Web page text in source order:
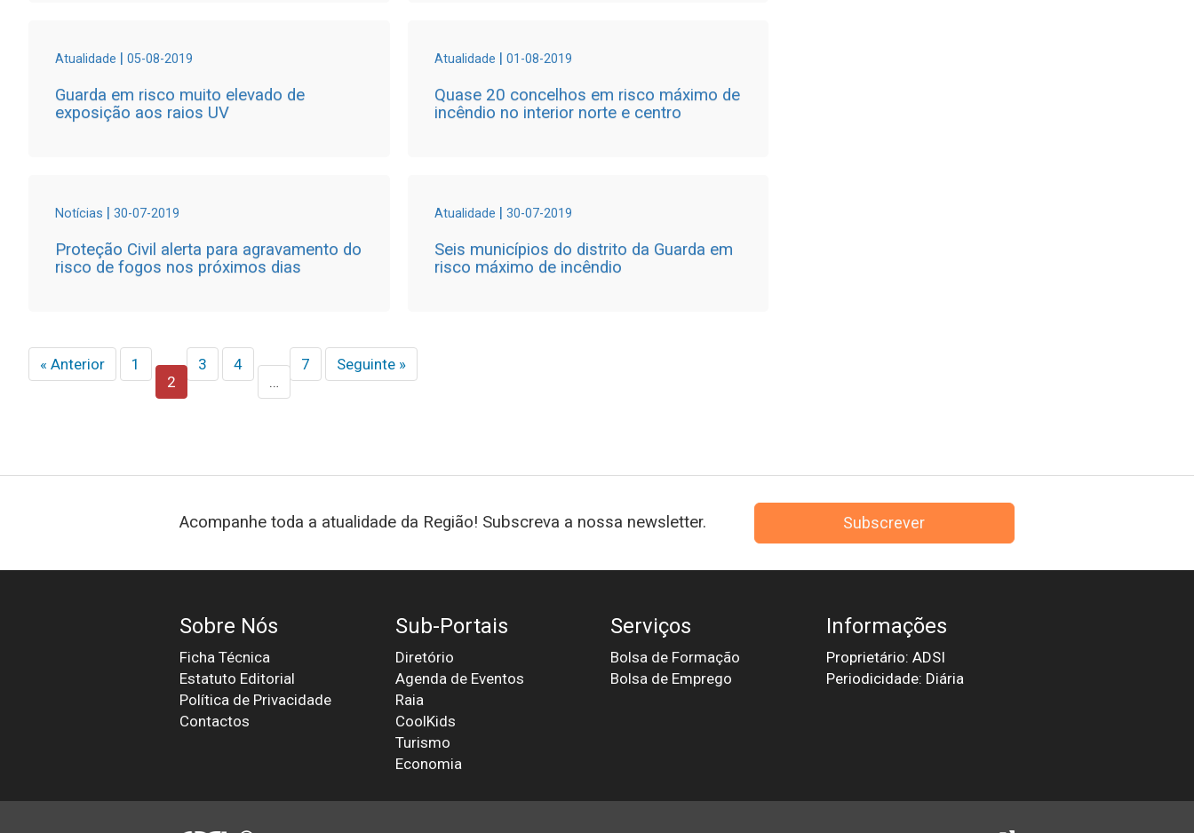
Atualidade | 05-08-2019
Guarda em risco muito elevado de
exposição aos raios UV
Atualidade | 01-08-2019
Quase 20 concelhos em risco máximo de
incêndio no interior norte e centro
Notícias | 30-07-2019
Proteção Civil alerta para agravamento do
risco de fogos nos próximos dias
Atualidade | 30-07-2019
Seis municípios do distrito da Guarda em
risco máximo de incêndio
« Anterior
1
2
3
4
…
7 Seguinte »
Acompanhe toda a atualidade da Região! Subscreva a nossa newsletter. Subscrever
Sobre Nós
Ficha Técnica
Estatuto Editorial
Política de Privacidade
Contactos
Sub-Portais
Diretório
Agenda de Eventos
Raia
CoolKids
Turismo
Economia
Serviços
Bolsa de Formação
Bolsa de Emprego
Informações
Proprietário: ADSI
Periodicidade: Diária